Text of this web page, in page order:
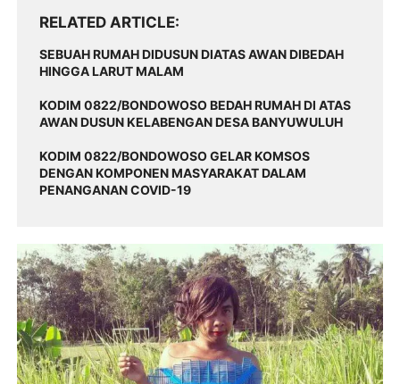
RELATED ARTICLE
SEBUAH RUMAH DIDUSUN DIATAS AWAN DIBEDAH
HINGGA LARUT MALAM
KODIM 0822/BONDOWOSO BEDAH RUMAH DI ATAS
AWAN DUSUN KELABENGAN DESA BANYUWULUH
KODIM 0822/BONDOWOSO GELAR KOMSOS
DENGAN KOMPONEN MASYARAKAT DALAM
PENANGANAN COVID-19